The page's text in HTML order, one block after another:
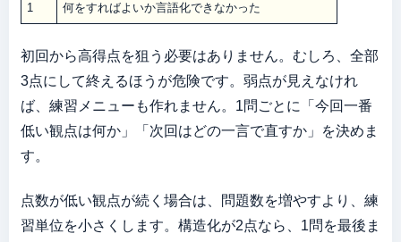
1 何をすればよいか言語化できなかった
初回から高得点を狙う必要はありません。むしろ、全部
3点にして終えるほうが危険です。弱点が見えなけれ
ば、練習メニューも作れません。1問ごとに「今回一番
低い観点は何か」「次回はどの一言で直すか」を決めま
す。
点数が低い観点が続く場合は、問題数を増やすより、練
習単位を小さくします。構造化が2点なら、1問を最後ま